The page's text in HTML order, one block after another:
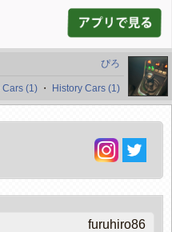
ぴろ
Cars (1) ・ History Cars (1)
furuhiro86